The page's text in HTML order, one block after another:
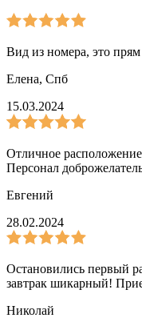
Вид из номера, это
Елена, Спб
15.03.2024
Отличное
Персонал
Евгений
28.02.2024
Остановились первый
завтрак шикарный!
Николай